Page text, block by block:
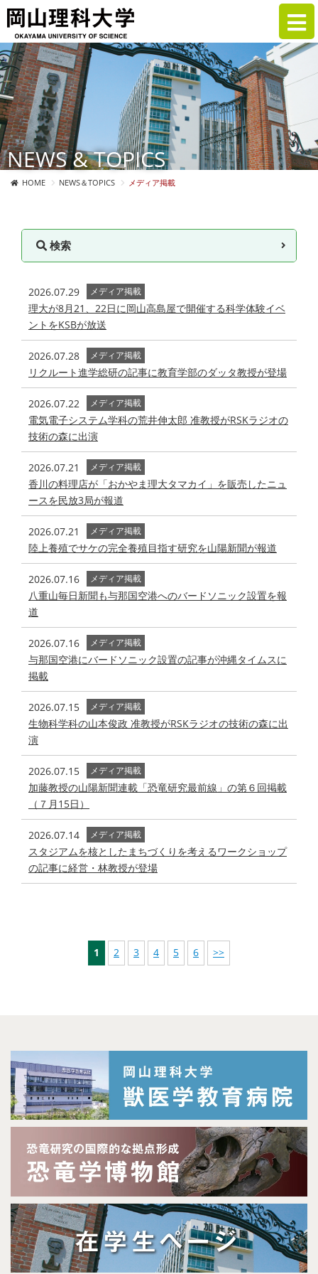
NEWS & TOPICS
HOME NEWS＆TOPICS メディア掲載
検索
2026.07.29 メディア掲載
理大が8月21、22日に岡山高島屋で開催する科学体験イベ
ントをKSBが放送
2026.07.28 メディア掲載
リクルート進学総研の記事に教育学部のダッタ教授が登場
2026.07.22 メディア掲載
電気電子システム学科の荒井伸太郎 准教授がRSKラジオの
技術の森に出演
2026.07.21 メディア掲載
香川の料理店が「おかやま理大タマカイ」を販売したニュ
ースを民放3局が報道
2026.07.21 メディア掲載
陸上養殖でサケの完全養殖目指す研究を山陽新聞が報道
2026.07.16 メディア掲載
八重山毎日新聞も与那国空港へのバードソニック設置を報
道
2026.07.16 メディア掲載
与那国空港にバードソニック設置の記事が沖縄タイムスに
掲載
2026.07.15 メディア掲載
生物科学科の山本俊政 准教授がRSKラジオの技術の森に出
演
2026.07.15 メディア掲載
加藤教授の山陽新聞連載「恐竜研究最前線」の第６回掲載
（７月15日）
2026.07.14 メディア掲載
スタジアムを核としたまちづくりを考えるワークショップ
の記事に経営・林教授が登場
1 2 3 4 5 6 >>